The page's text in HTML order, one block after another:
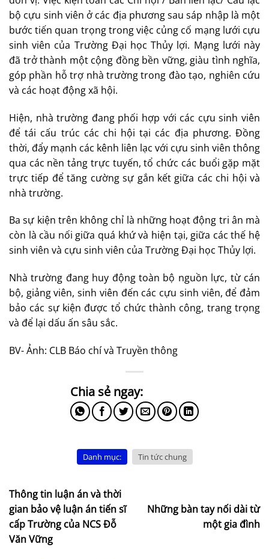
bộ cựu sinh viên ở các địa phương sau sáp nhập là một
bước tiến quan trọng trong việc củng cố mạng lưới cựu
sinh viên của Trường Đại học Thủy lợi. Mạng lưới này
đã trở thành một cộng đồng bền vững, giàu tình nghĩa,
góp phần hỗ trợ nhà trường trong đào tạo, nghiên cứu
và các hoạt động xã hội.
Hiện, nhà trường đang phối hợp với các cựu sinh viên
để tái cấu trúc các chi hội tại các địa phương. Đồng
thời, đẩy mạnh các kênh liên lạc với cựu sinh viên thông
qua các nền tảng trực tuyến, tổ chức các buổi gặp mặt
trực tiếp để tăng cường sự gắn kết giữa các chi hội và
nhà trường.
Ba sự kiện trên không chỉ là những hoạt động tri ân mà
còn là cầu nối giữa quá khứ và hiện tại, giữa các thế hệ
sinh viên và cựu sinh viên của Trường Đại học Thủy lợi.
Nhà trường đang huy động toàn bộ nguồn lực, từ cán
bộ, giảng viên, sinh viên đến các cựu sinh viên, để đảm
bảo các sự kiện được tổ chức thành công, trang trọng
và để lại dấu ấn sâu sắc.
BV- Ảnh: CLB Báo chí và Truyền thông
Danh mục: Tin tức chung
Thông tin luận án và thời
gian bảo vệ luận án tiến sĩ
cấp Trường của NCS Đỗ
Văn Vững
Những bàn tay nối dài từ
một gia đình